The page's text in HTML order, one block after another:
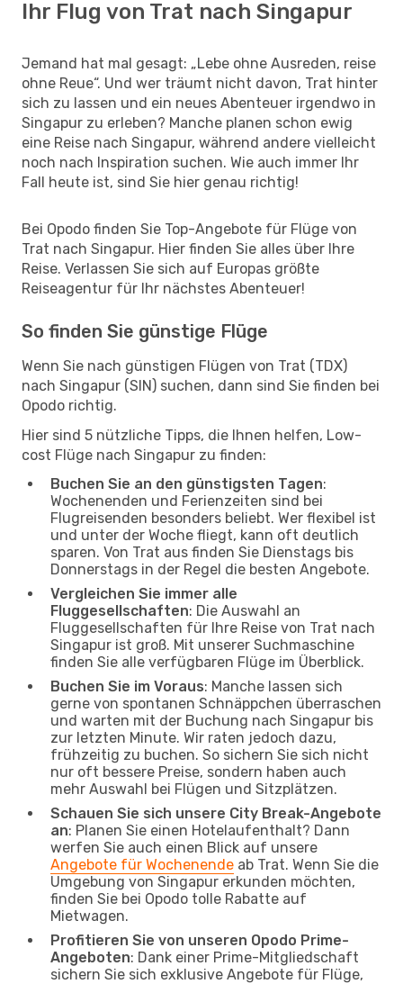
Ihr Flug von Trat nach Singapur
Jemand hat mal gesagt: „Lebe ohne Ausreden, reise
ohne Reue“. Und wer träumt nicht davon, Trat hinter
sich zu lassen und ein neues Abenteuer irgendwo in
Singapur zu erleben? Manche planen schon ewig
eine Reise nach Singapur, während andere vielleicht
noch nach Inspiration suchen. Wie auch immer Ihr
Fall heute ist, sind Sie hier genau richtig!
Bei Opodo finden Sie Top-Angebote für Flüge von
Trat nach Singapur. Hier finden Sie alles über Ihre
Reise. Verlassen Sie sich auf Europas größte
Reiseagentur für Ihr nächstes Abenteuer!
So finden Sie günstige Flüge
Wenn Sie nach günstigen Flügen von Trat (TDX)
nach Singapur (SIN) suchen, dann sind Sie finden bei
Opodo richtig.
Hier sind 5 nützliche Tipps, die Ihnen helfen, Low-
cost Flüge nach Singapur zu finden:
Buchen Sie an den günstigsten Tagen:
Wochenenden und Ferienzeiten sind bei
Flugreisenden besonders beliebt. Wer flexibel ist
und unter der Woche fliegt, kann oft deutlich
sparen. Von Trat aus finden Sie Dienstags bis
Donnerstags in der Regel die besten Angebote.
Vergleichen Sie immer alle
Fluggesellschaften: Die Auswahl an
Fluggesellschaften für Ihre Reise von Trat nach
Singapur ist groß. Mit unserer Suchmaschine
finden Sie alle verfügbaren Flüge im Überblick.
Buchen Sie im Voraus: Manche lassen sich
gerne von spontanen Schnäppchen überraschen
und warten mit der Buchung nach Singapur bis
zur letzten Minute. Wir raten jedoch dazu,
frühzeitig zu buchen. So sichern Sie sich nicht
nur oft bessere Preise, sondern haben auch
mehr Auswahl bei Flügen und Sitzplätzen.
Schauen Sie sich unsere City Break-Angebote
an: Planen Sie einen Hotelaufenthalt? Dann
werfen Sie auch einen Blick auf unsere
Angebote für Wochenende ab Trat. Wenn Sie die
Umgebung von Singapur erkunden möchten,
finden Sie bei Opodo tolle Rabatte auf
Mietwagen.
Profitieren Sie von unseren Opodo Prime-
Angeboten: Dank einer Prime-Mitgliedschaft
sichern Sie sich exklusive Angebote für Flüge,